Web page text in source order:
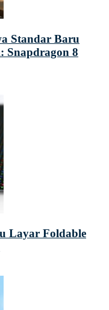
Standar Baru
Snapdragon 8
Layar Foldable